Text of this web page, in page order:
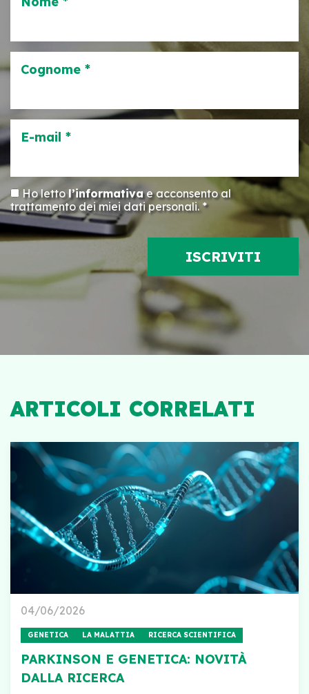
Cognome *
E-mail *
Ho lettol’informativae acconsento al
trattamento dei miei dati personali. *
ARTICOLI CORRELATI
04/06/2026
GENETICA LA MALATTIA RICERCA SCIENTIFICA
PARKINSON E GENETICA: NOVITÀ
DALLA RICERCA